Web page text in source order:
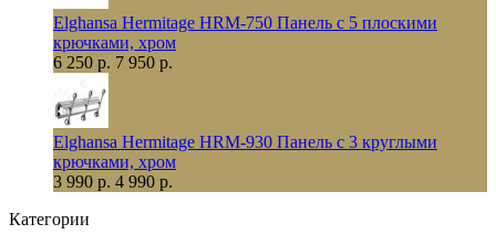
Elghansa Hermitage HRM-750 Панель с 5 плоскими
крючками, хром
6 250 р. 7 950 р.
Elghansa Hermitage HRM-930 Панель с 3 круглыми
крючками, хром
3 990 р. 4 990 р.
Категории